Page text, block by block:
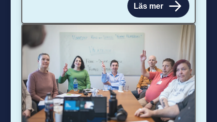
Läs mer